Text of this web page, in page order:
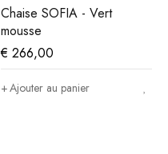
Chaise SOFIA - Vert
mousse
€ 266,00
Ajouter au panier